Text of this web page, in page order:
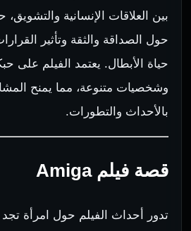
بين العلاقات الإنسانية
حول الصداقة والثقة وتأثير
حياة الأبطال. يعتمد الفيلم على
وشخصيات متنوعة، مما يمنح
بالأحداث والتطورات.
قصة فيلم Amiga
تدور أحداث الفيلم حول امرأة